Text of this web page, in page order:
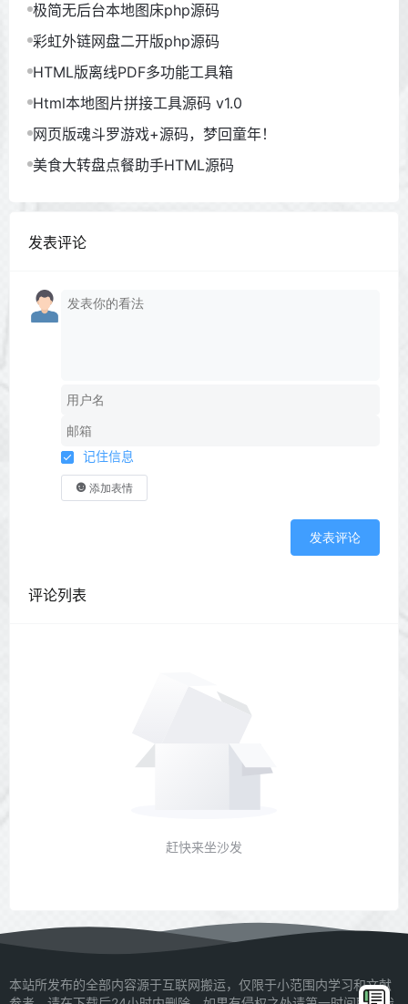
极简无后台本地图床php源码
彩虹外链网盘二开版php源码
HTML版离线PDF多功能工具箱
Html本地图片拼接工具源码 v1.0
网页版魂斗罗游戏+源码，梦回童年！
美食大转盘点餐助手HTML源码
发表评论
记住信息
添加表情
发表评论
评论列表
赶快来坐沙发
本站所发布的全部内容源于互联网搬运，仅限于小范围内学习和文献